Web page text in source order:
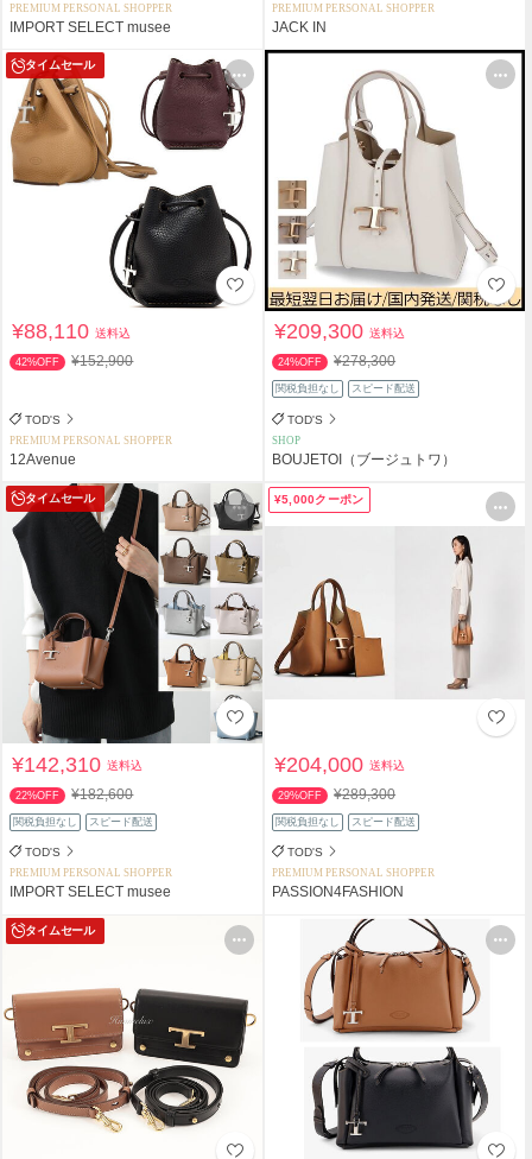
PREMIUM PERSONAL SHOPPER
IMPORT SELECT musee
PREMIUM PERSONAL SHOPPER
JACK IN
タイムセール
¥88,110送料込
42%OFF ¥152,900
TOD'S
PREMIUM PERSONAL SHOPPER
12Avenue
¥209,300送料込
24%OFF ¥278,300
関税負担なし スピード配送
TOD'S
SHOP
BOUJETOI（ブージュトワ）
タイムセール
¥142,310送料込
22%OFF ¥182,600
関税負担なし スピード配送
TOD'S
PREMIUM PERSONAL SHOPPER
IMPORT SELECT musee
¥5,000クーポン
¥204,000送料込
29%OFF ¥289,300
関税負担なし スピード配送
TOD'S
PREMIUM PERSONAL SHOPPER
PASSION4FASHION
タイムセール